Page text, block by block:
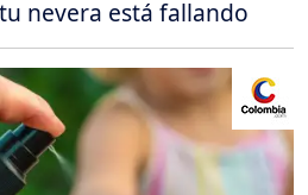
nevera está fallando